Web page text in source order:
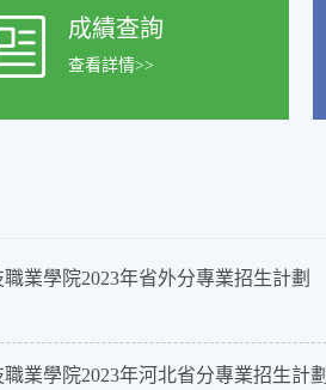
成績查詢
查看詳情>>
業學院2023年省外分專業招生計劃
業學院2023年河北省分專業招生計劃